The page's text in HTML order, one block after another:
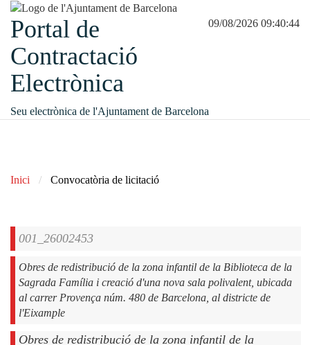
09/08/2026 09:40:44
Portal de
Contractació
Electrònica
Seu electrònica de l'Ajuntament de Barcelona
Inici Convocatòria de licitació
001_26002453
Obres de redistribució de la zona infantil de la Biblioteca de la
Sagrada Família i creació d'una nova sala polivalent, ubicada
al carrer Provença núm. 480 de Barcelona, al districte de
l'Eixample
Obres de redistribució de la zona infantil de la